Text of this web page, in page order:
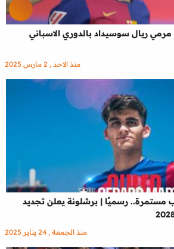
ريال سوسيداد بالدوري الاسباني
منذ الاحد , 2 مارس 2025
مستمرة.. رسميًا | برشلونة يعلن تجديد
منذ الجمعة , 24 يناير 2025